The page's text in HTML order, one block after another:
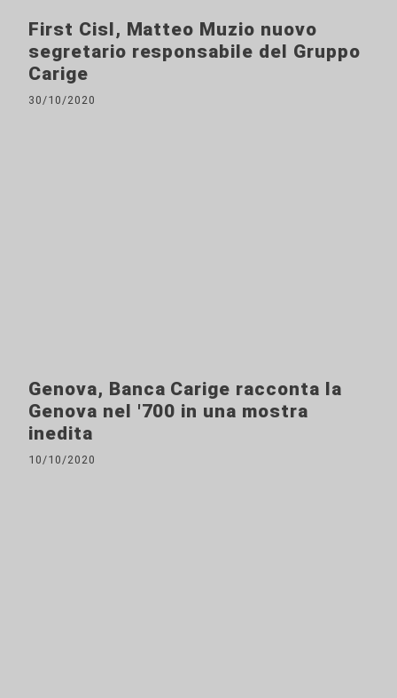
First Cisl, Matteo Muzio nuovo
segretario responsabile del Gruppo
Carige
30/10/2020
Genova, Banca Carige racconta la
Genova nel '700 in una mostra
inedita
10/10/2020